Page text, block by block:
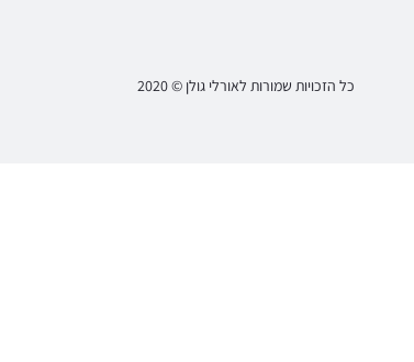
כל הזכויות שמורות לאורלי גולן © 2020